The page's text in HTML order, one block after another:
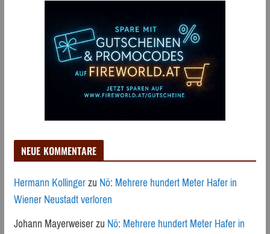
NEUE KOMMENTARE
Hermann KollingerzuNö: Mehrere hundert Meter Hafer in
Wiener Neustadt verloren
Johann MayerweiserzuNö: Mehrere hundert Meter Hafer in